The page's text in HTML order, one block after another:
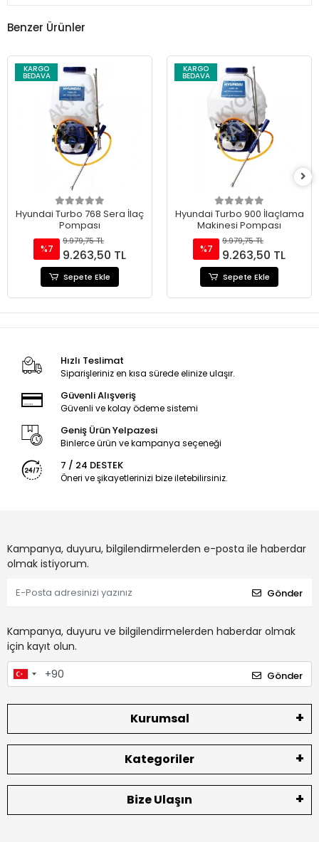
Benzer Ürünler
KARGO
BEDAVA
Hyundai Turbo 768 Sera İlaç
Pompası
%7
9.979,75 TL
9.263,50 TL
Sepete Ekle
KARGO
BEDAVA
Hyundai Turbo 900 İlaçlama
Makinesi Pompası
%7
9.979,75 TL
9.263,50 TL
Sepete Ekle
Hızlı Teslimat
Siparişleriniz en kısa sürede elinize ulaşır.
Güvenli Alışveriş
Güvenli ve kolay ödeme sistemi
Geniş Ürün Yelpazesi
Binlerce ürün ve kampanya seçeneği
7 / 24 DESTEK
Öneri ve şikayetlerinizi bize iletebilirsiniz.
Kampanya, duyuru, bilgilendirmelerden e-posta ile haberdar
olmak istiyorum.
Gönder
Kampanya, duyuru ve bilgilendirmelerden haberdar olmak
için kayıt olun.
Gönder
Kurumsal
Kategoriler
Bize Ulaşın